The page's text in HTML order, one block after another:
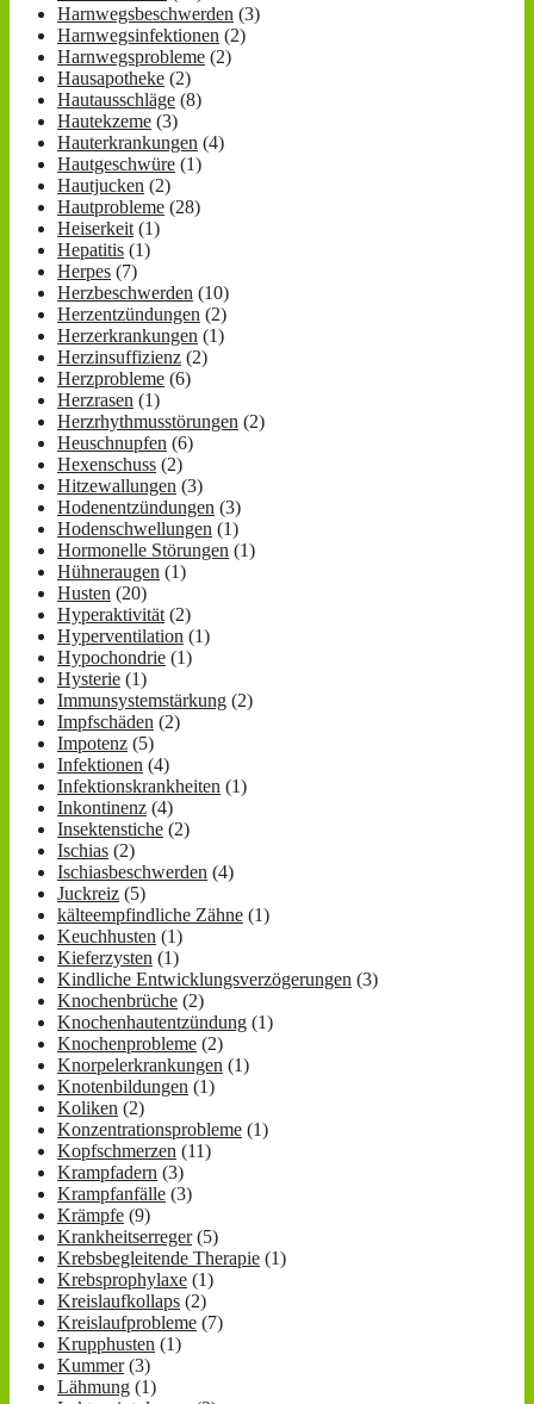
Harnwegsbeschwerden (3)
Harnwegsinfektionen (2)
Harnwegsprobleme (2)
Hausapotheke (2)
Hautausschläge (8)
Hautekzeme (3)
Hauterkrankungen (4)
Hautgeschwüre (1)
Hautjucken (2)
Hautprobleme (28)
Heiserkeit (1)
Hepatitis (1)
Herpes (7)
Herzbeschwerden (10)
Herzentzündungen (2)
Herzerkrankungen (1)
Herzinsuffizienz (2)
Herzprobleme (6)
Herzrasen (1)
Herzrhythmusstörungen (2)
Heuschnupfen (6)
Hexenschuss (2)
Hitzewallungen (3)
Hodenentzündungen (3)
Hodenschwellungen (1)
Hormonelle Störungen (1)
Hühneraugen (1)
Husten (20)
Hyperaktivität (2)
Hyperventilation (1)
Hypochondrie (1)
Hysterie (1)
Immunsystemstärkung (2)
Impfschäden (2)
Impotenz (5)
Infektionen (4)
Infektionskrankheiten (1)
Inkontinenz (4)
Insektenstiche (2)
Ischias (2)
Ischiasbeschwerden (4)
Juckreiz (5)
kälteempfindliche Zähne (1)
Keuchhusten (1)
Kieferzysten (1)
Kindliche Entwicklungsverzögerungen (3)
Knochenbrüche (2)
Knochenhautentzündung (1)
Knochenprobleme (2)
Knorpelerkrankungen (1)
Knotenbildungen (1)
Koliken (2)
Konzentrationsprobleme (1)
Kopfschmerzen (11)
Krampfadern (3)
Krampfanfälle (3)
Krämpfe (9)
Krankheitserreger(5)
Krebsbegleitende Therapie (1)
Krebsprophylaxe (1)
Kreislaufkollaps (2)
Kreislaufprobleme (7)
Krupphusten (1)
Kummer(3)
Lähmung (1)